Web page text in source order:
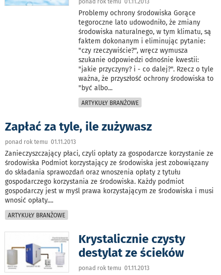
ponad rok temu 01.11.2013
Problemy ochrony środowiska Gorące
tegoroczne lato udowodniło, że zmiany
środowiska naturalnego, w tym klimatu, są
faktem dokonanym i eliminując pytanie:
"czy rzeczywiście?", wręcz wymusza
szukanie odpowiedzi odnośnie kwestii:
"jakie przyczyny? i - co dalej?". Rzecz o tyle
ważna, że przyszłość ochrony środowiska to
"być albo...
ARTYKUŁY BRANŻOWE
Zapłać za tyle, ile zużywasz
ponad rok temu 01.11.2013
Zanieczyszczający płaci, czyli opłaty za gospodarcze korzystanie ze
środowiska Podmiot korzystający ze środowiska jest zobowiązany
do składania sprawozdań oraz wnoszenia opłaty z tytułu
gospodarczego korzystania ze środowiska. Każdy podmiot
gospodarczy jest w myśl prawa korzystającym ze środowiska i musi
wnosić opłaty....
ARTYKUŁY BRANŻOWE
Krystalicznie czysty
destylat ze ścieków
ponad rok temu 01.11.2013